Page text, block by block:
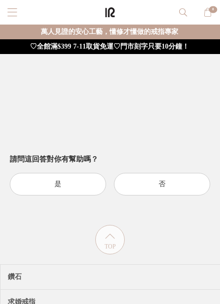
0
萬人見證的安心工藝，懂修才懂做的戒指專家
♡全館滿$399 7-11取貨免運♡門市刻字只要10分鐘！
請問這回答對你有幫助嗎？
是 否
TOP
鑽石
求婚戒指